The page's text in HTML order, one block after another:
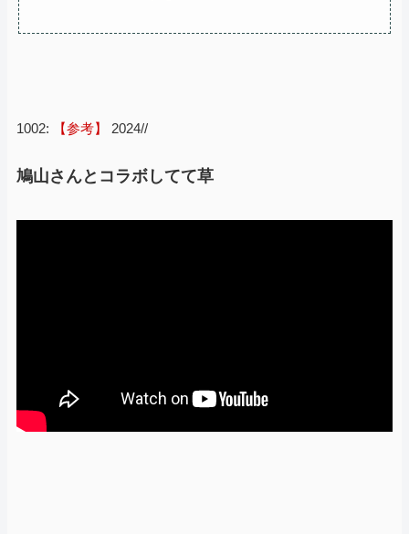
1002: 【参考】 2024//
鳩山さんとコラボしてて草